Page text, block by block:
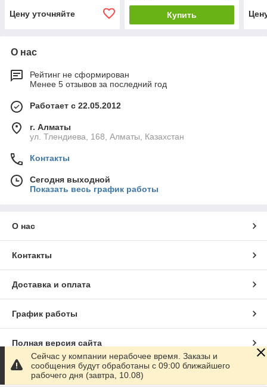
Цену уточняйте Купить
О нас
Рейтинг не сформирован
Менее 5 отзывов за последний год
Работает с 22.05.2012
г. Алматы
ул. Тлендиева, 168, Алматы, Казахстан
Контакты
Сегодня выходной
Показать весь график работы
О нас
Контакты
Доставка и оплата
График работы
Полная версия сайта
Сайт создан на маркетплейсеSatu.kz
Сейчас у компании нерабочее время. Заказы и
сообщения будут обработаны с 09:00 ближайшего
рабочего дня (завтра, 10.08)